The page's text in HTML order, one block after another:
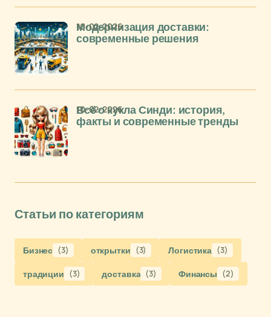
Модернизация доставки:
современные решения
10-02-2026
Всё о кукла Синди: история,
факты и современные тренды
10-02-2026
Статьи по категориям
Бизнес (3) открытки (3) Логистика (3)
традиции (3) доставка (3) Финансы (2)